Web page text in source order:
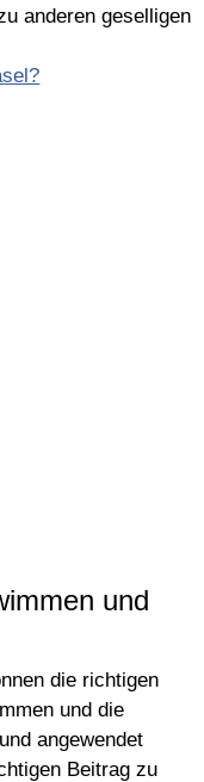
anderen geselligen
und
die richtigen
und die
angewendet
Beitrag zu